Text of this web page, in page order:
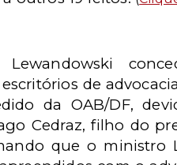
de
da OAB/DF,
Cedraz, filho do
que o ministro